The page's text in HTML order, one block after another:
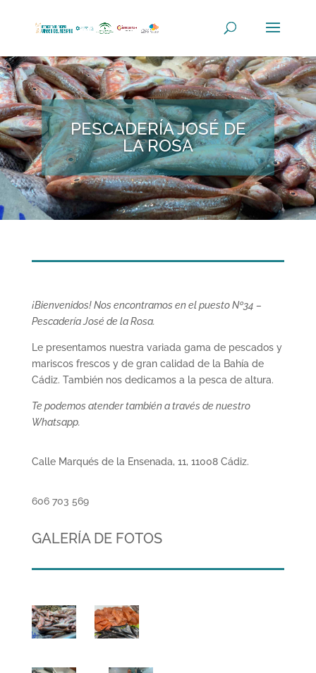
PESCADERÍA JOSÉ DE
LA ROSA
¡Bienvenidos! Nos encontramos en el puesto Nº34 –
Pescadería José de la Rosa.
Le presentamos nuestra variada gama de pescados y
mariscos frescos y de gran calidad de la Bahía de
Cádiz. También nos dedicamos a la pesca de altura.
Te podemos atender también a través de nuestro
Whatsapp.
Calle Marqués de la Ensenada, 11, 11008 Cádiz.
606 703 569
GALERÍA DE FOTOS